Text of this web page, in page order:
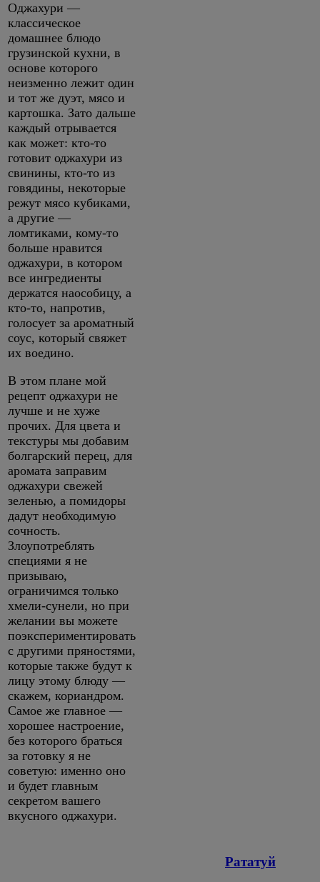
Оджахури —
классическое
домашнее блюдо
грузинской кухни, в
основе которого
неизменно лежит один
и тот же дуэт, мясо и
картошка. Зато дальше
каждый отрывается
как может: кто-то
готовит оджахури из
свинины, кто-то из
говядины, некоторые
режут мясо кубиками,
а другие —
ломтиками, кому-то
больше нравится
оджахури, в котором
все ингредиенты
держатся наособицу, а
кто-то, напротив,
голосует за ароматный
соус, который свяжет
их воедино.
В этом плане мой
рецепт оджахури не
лучше и не хуже
прочих. Для цвета и
текстуры мы добавим
болгарский перец, для
аромата заправим
оджахури свежей
зеленью, а помидоры
дадут необходимую
сочность.
Злоупотреблять
специями я не
призываю,
ограничимся только
хмели-сунели, но при
желании вы можете
поэкспериментировать
с другими пряностями,
которые также будут к
лицу этому блюду —
скажем, кориандром.
Самое же главное —
хорошее настроение,
без которого браться
за готовку я не
советую: именно оно
и будет главным
секретом вашего
вкусного оджахури.
Рататуй